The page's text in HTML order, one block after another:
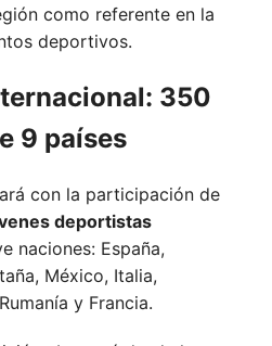
como referente en la
deportivos.
350
9 países
con la participación de
deportistas
naciones: España,
México, Italia,
Rumanía y Francia.